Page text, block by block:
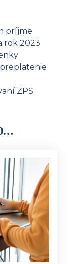
príjme
rok 2023
ZPS